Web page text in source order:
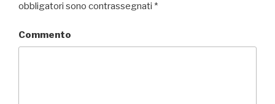
obbligatori sono contrassegnati *
Commento